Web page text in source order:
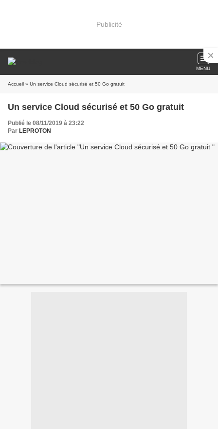
Publicité
MENU
Accueil » Un service Cloud sécurisé et 50 Go gratuit
Un service Cloud sécurisé et 50 Go gratuit
Publié le 08/11/2019 à 23:22
Par LEPROTON